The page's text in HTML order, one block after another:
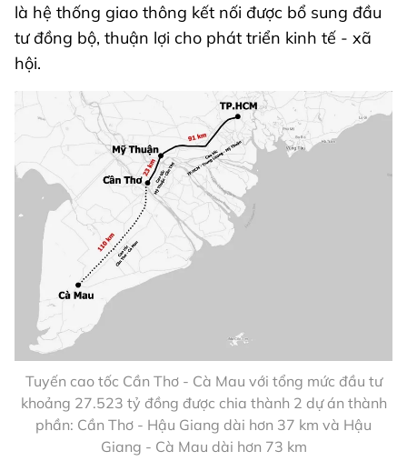
là hệ thống giao thông kết nối được bổ sung đầu
tư đồng bộ, thuận lợi cho phát triển kinh tế - xã
hội.
Tuyến cao tốc Cần Thơ - Cà Mau với tổng mức đầu tư
khoảng 27.523 tỷ đồng được chia thành 2 dự án thành
phần: Cần Thơ - Hậu Giang dài hơn 37 km và Hậu
Giang - Cà Mau dài hơn 73 km